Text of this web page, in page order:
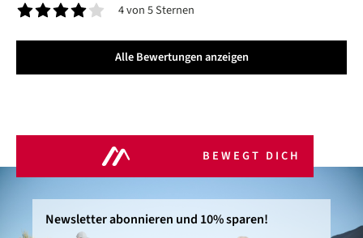
4 von 5 Sternen
Alle Bewertungen anzeigen
BEWEGT DICH
Newsletter abonnieren und 10% sparen!